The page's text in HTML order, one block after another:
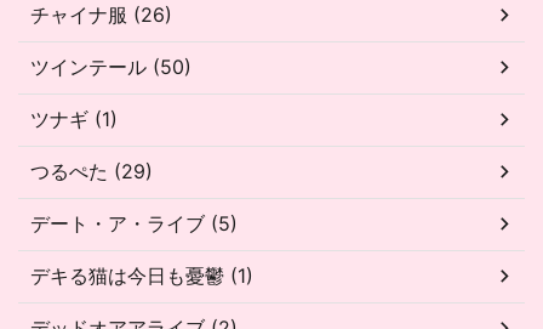
チャイナ服 (26)
ツインテール (50)
ツナギ (1)
つるぺた (29)
デート・ア・ライブ (5)
デキる猫は今日も憂鬱 (1)